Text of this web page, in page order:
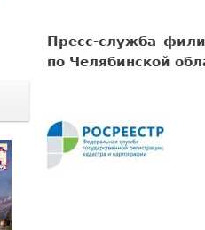
Пресс-служба
по Челябинской